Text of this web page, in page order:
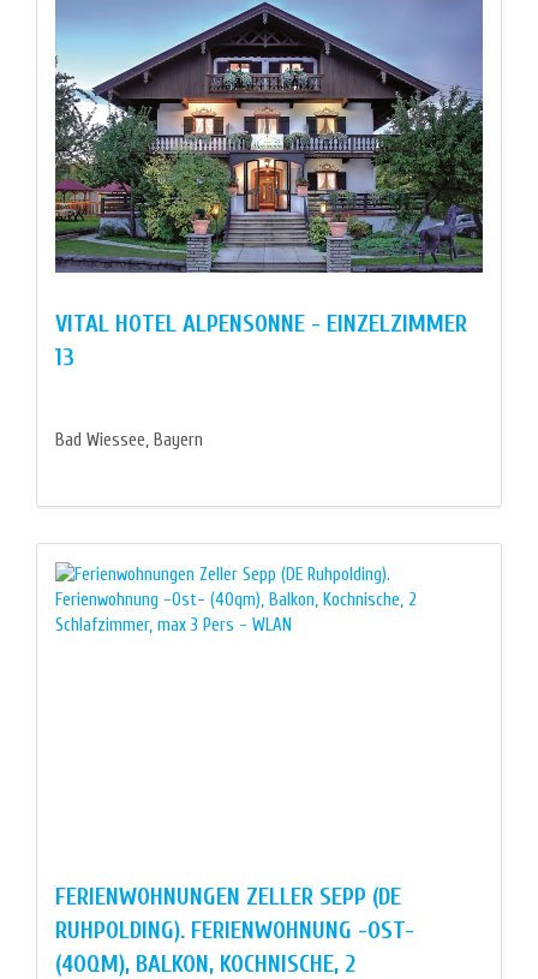
VITAL HOTEL ALPENSONNE - EINZELZIMMER
13
Bad Wiessee, Bayern
FERIENWOHNUNGEN ZELLER SEPP (DE
RUHPOLDING). FERIENWOHNUNG -OST-
(40QM), BALKON, KOCHNISCHE, 2